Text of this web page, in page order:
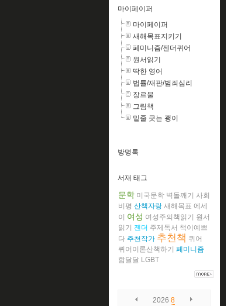
마이페이퍼
마이페이퍼
새해목표지키기
페미니즘/젠더퀴어
원서읽기
딱한 영어
법률/재판/범죄심리
장르물
그림책
밑줄 긋는 괭이
방명록
서재 태그
문학 미국문학 벽돌깨기
사회
비평 산책자랑 새해목표 에세
이
여성 여성주의책읽기
원서
읽기
젠더 주제독서 책이예쁘
다 추천작가 추천책 퀴어
퀴어이론산책하기 페미니즘
함달달 LGBT
2026 8